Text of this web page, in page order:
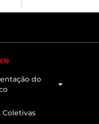
do
Coletivas